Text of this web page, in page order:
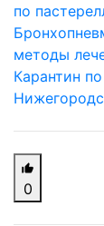
по
методы
Карантин
0